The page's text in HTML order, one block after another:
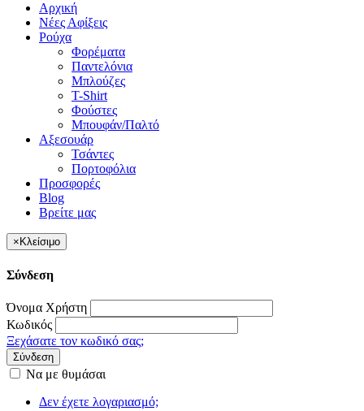
Αρχική
Νέες Αφίξεις
Ρούχα
Φορέματα
Παντελόνια
Μπλούζες
T-Shirt
Φούστες
Μπουφάν/Παλτό
Αξεσουάρ
Τσάντες
Πορτοφόλια
Προσφορές
Blog
Βρείτε μας
× Κλείσιμο
Σύνδεση
Όνομα Χρήστη
Κωδικός
Ξεχάσατε τον κωδικό σας;
Σύνδεση
Να με θυμάσαι
Δεν έχετε λογαριασμό;